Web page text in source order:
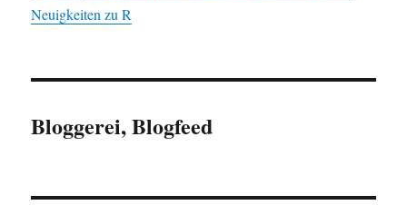
Neuigkeiten zu R
Bloggerei, Blogfeed